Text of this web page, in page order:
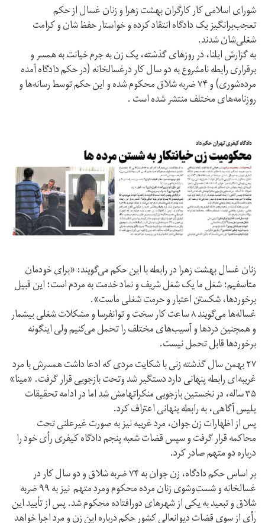
شورای اسلامی کار کارگران بهشت زهرا و زنان غسال از حکم
تعجب‌برانگیز یک دادگاه انتقاد کرده و خواستار حفظ شان و کرامت
شغلی‌شان شدند.
به گزارش ایلنا، در روزهای گذشته، یک زن به جرم خیانت به همسر و
برقراری رابطه نامشروع به دو سال کار درغسالخانه (در حکم دادگاه آمده
مرده‌شوری) و ۷۴ ضربه شلاق محکوم شده و این حکم توسط رسانه‌ها و
روزنامه‌های مختلف منتشر شده است .
زنان غسال بهشت زهرا در رابطه با این حکم می‌گویند: «برای خودمان
متاسفیم؛ شغل ما یک شغل شریف و نماد خدمت به مردم است؛ این قبیل
برخوردها، شکستن اعتبار و حرمت شغلی ماست».
غساله‌ها می‌گویند ۸ ساعت کار سخت و توانفرسا و مشکلات شغلی بیشمار
و همچنین دردها و آسیب‌های مختلف را تحمل می‌کنیم ولی اینگونه
برخوردها قابل تحمل نیست.
۲۷ بهمن سال گذشته زنی با شکایت مردی که ادعا داشت همسرش با مرد
غریبه‌ای رابطه پنهانی دارد دستگیر شد وتحت بازجویی قرار گرفت. «مینا»
۳۵ ساله، در نخستین بازجویی منکراتهامش شد اما در ادامه تحقیقات
پلیس آگاهی، به رابطه پنهانی اعتراف کرد.
پس از اظهارات زن جوان، مرد غریبه نیز به صورت غیرعلنی تحت
محاکمه قرار گرفت و سپس قضات شعبه پنجم دادگاه کیفری رأی خود را
درباره دو متهم صادر کرد.
بر اساس حکم دادگاه، زن جوان به ۷۴ ضربه شلاق و دو سال کار در
غسالخانه و شست‌و‌شوی زنان مرده محکوم ومرد متهم نیز به ۹۹ ضربه
شلاق و تبعید به یکی از شهرهای دورافتاده محکوم شد. پس از تأیید این